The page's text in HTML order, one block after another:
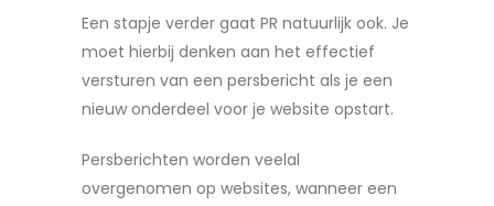
Een stapje verder gaat PR natuurlijk ook. Je
moet hierbij denken aan het effectief
versturen van een persbericht als je een
nieuw onderdeel voor je website opstart.
Persberichten worden veelal
overgenomen op websites, wanneer een